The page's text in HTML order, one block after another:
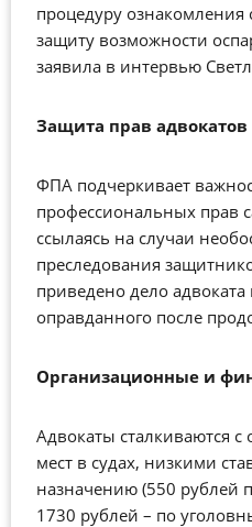
процедуру ознакомления
защиту возможности
заявила в интервью
Защита прав адвокатов
ФПА подчеркивает
профессиональных прав
ссылаясь на случаи
преследования
приведено дело
оправданного после
Организационные и
Адвокаты сталкиваются с
мест в судах, низкими
назначению (550 рублей
1730 рублей – по